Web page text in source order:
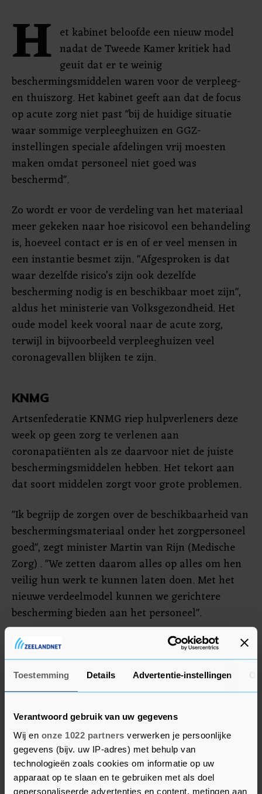
Toestemming Details Advertentie-instellingen
Verantwoord gebruik van uw gegevens
Wij en onze 1022 partners verwerken je persoonlijke
gegevens (bijv. uw IP-adres) met behulp van
technologieën zoals cookies om informatie op uw
apparaat op te slaan en te gebruiken met als doel
gepersonaliseerde advertenties en content, metingen aan
H et kabinet beloofde een nieuw model
nadat de Tweede Kamer kritiek had
geuit dat er te weinig
beschermingsmiddelen waren voor de verpleeg-
en thuiszorg. Het kabinet geeft aan dat de focus
op acute zorg niet past "bij de huidige situatie
waar sommige verpleeghuizen en GGZ-
instellingen speciale afdelingen vrij moesten
maken omdat personeel niet goed was
beschermd".
Zo wordt er voor de verdeling van het materiaal
meer gekeken naar hoe risicovol een behandeling
is, hoeveel contact er is en of er veel mensen in
een instantie besmet zijn. "Afgesproken is dat
waar dezelfde risico’s zijn ook dezelfde
bescherming nodig is en beschikbaar moet zijn",
aldus het ministerie van Volksgezondheid. Het
oude model keek vooral naar de acute zorg,
terwijl in bijvoorbeeld verpleeghuizen veel
coronagevallen blijken te zijn.
KNMG
Artsenfederatie KNMG riep hulpverleners deze
week op geen zorg te verlenen aan
coronapatiënten als ze daarvoor niet de juiste
beschermingsmiddelen hebben. Het tekort aan
dat soort middelen zorgt voor grote problemen.
"Ik begrijp de zorgen over de beschikbaarheid van
beschermingsmateriaal onder het zorgpersoneel
goed", zegt minister Martin van Rijn (Medische
Zorg) . "We zetten daarom alles op alles om hen
veilig hun werk te kunnen laten doen. Met het
nieuwe verdeelmodel kunnen we gerichtere
bescherming bieden aan het personeel".
Adviezen
Het ministerie blijft aan het verdeelmodel
sleutelen, en neemt nieuwe ervaringen daarin
Zorgpartijen hebben beloofd hun personeel
nogmaals te wijzen op de richtlijnen voor het
gebruik van mondkapjes. In sommige gevallen
worden mondkapjes met een te hoog
berschermingsniveau gebruikt, waar dit niet